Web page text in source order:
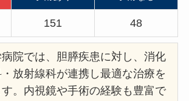
151 48
院では、胆膵疾患に対し、消化
放射線科が連携し最適な治療を
。内視鏡や手術の経験も豊富で